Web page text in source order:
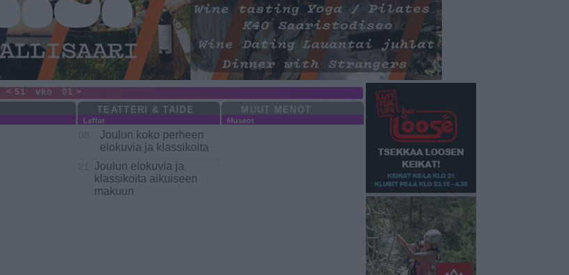
< 51 vko 01 >
TEATTERI & TAIDE
Leffat
Joulun koko perheen
elokuvia ja klassikoita
Joulun elokuvia ja
klassikoita aikuiseen
makuun
MUUT MENOT
Museot